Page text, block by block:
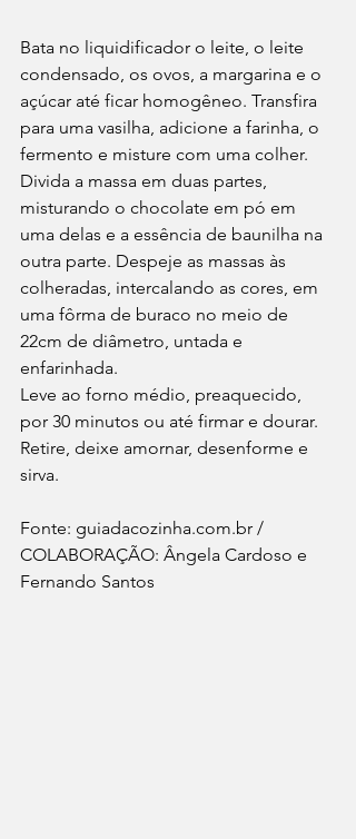
Bata no liquidificador o leite, o leite
condensado, os ovos, a margarina e o
açúcar até ficar homogêneo. Transfira
para uma vasilha, adicione a farinha, o
fermento e misture com uma colher.
Divida a massa em duas partes,
misturando o chocolate em pó em
uma delas e a essência de baunilha na
outra parte. Despeje as massas às
colheradas, intercalando as cores, em
uma fôrma de buraco no meio de
22cm de diâmetro, untada e
enfarinhada.
Leve ao forno médio, preaquecido,
por 30 minutos ou até firmar e dourar.
Retire, deixe amornar, desenforme e
sirva.
Fonte: guiadacozinha.com.br /
COLABORAÇÃO: Ângela Cardoso e
Fernando Santos